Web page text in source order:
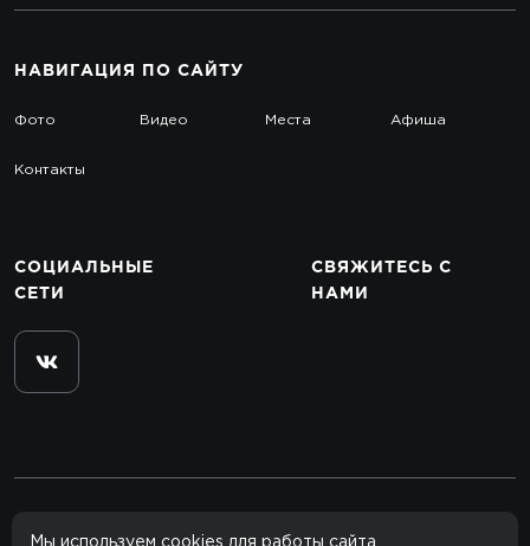
НАВИГАЦИЯ ПО САЙТУ
Фото Видео Места Афиша
Контакты
СОЦИАЛЬНЫЕ
СЕТИ
СВЯЖИТЕСЬ С
НАМИ
© 2012–2026 rclub.one
Мы используем cookies для работы сайта.